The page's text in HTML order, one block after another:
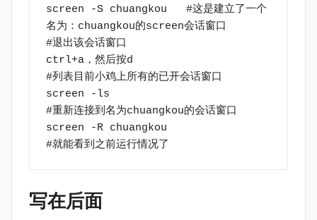
screen -S chuangkou   #这是建立了一个
名为：chuangkou的screen会话窗口
#退出该会话窗口
ctrl+a，然后按d
#列表目前小鸡上所有的已开会话窗口
screen -ls
#重新连接到名为chuangkou的会话窗口
screen -R chuangkou
#就能看到之前运行情况了
写在后面